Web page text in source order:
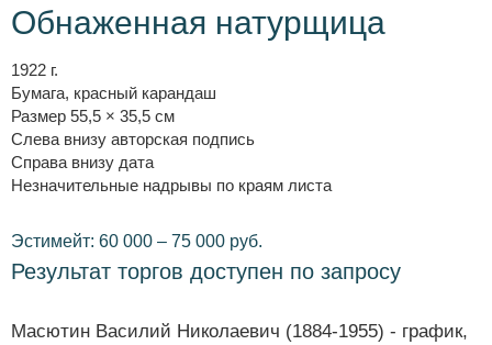
Обнаженная натурщица
1922 г.
Бумага, красный карандаш
Размер 55,5 × 35,5 см
Слева внизу авторская подпись
Справа внизу дата
Незначительные надрывы по краям листа
Эстимейт: 60 000 – 75 000 руб.
Результат торгов доступен по запросу
Масютин Василий Николаевич (1884-1955) - график,